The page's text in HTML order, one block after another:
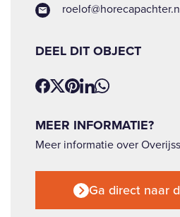
DEEL DIT OBJECT
MEER INFORMATIE?
Meer informatie over
Ga direct naar